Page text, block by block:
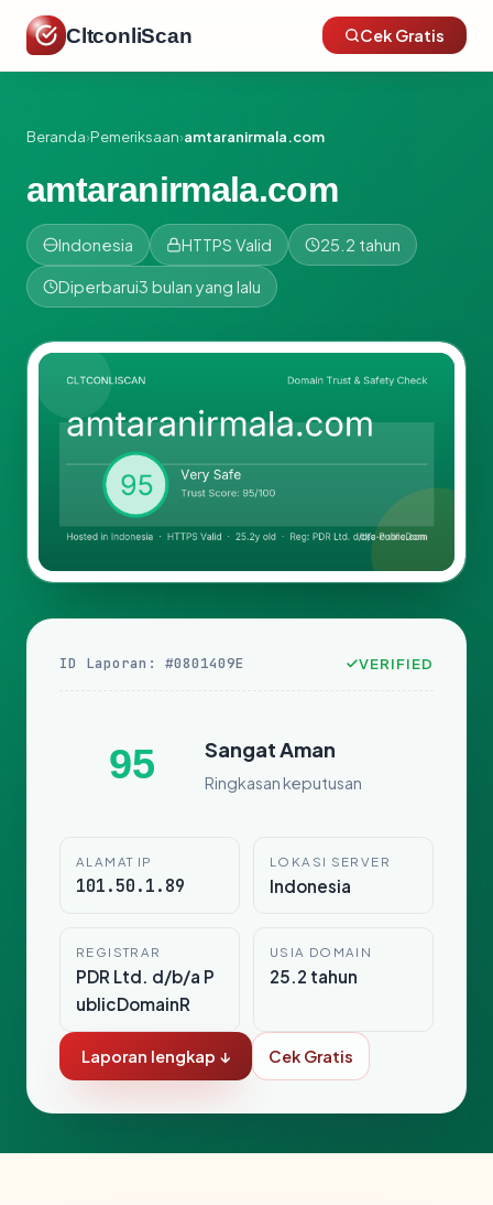
CltconliScan Cek Gratis
Beranda›Pemeriksaan›amtaranirmala.com
amtaranirmala.com
Indonesia HTTPS Valid 25.2 tahun
Diperbarui3 bulan yang lalu
ID Laporan: #0801409E VERIFIED
95 Sangat Aman
Ringkasan keputusan
ALAMAT IP
101.50.1.89
LOKASI SERVER
Indonesia
REGISTRAR
PDR Ltd. d/b/a P
ublicDomainR
USIA DOMAIN
25.2 tahun
Laporan lengkap ↓ Cek Gratis